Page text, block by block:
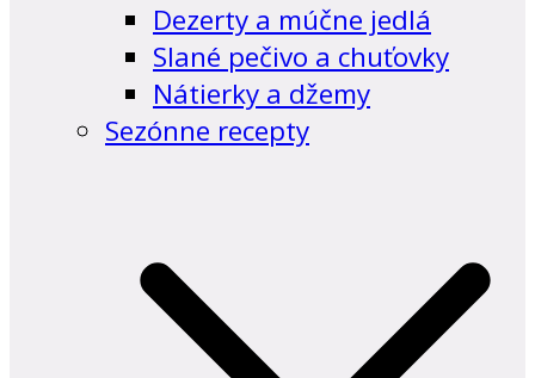
Dezerty a múčne jedlá
Slané pečivo a chuťovky
Nátierky a džemy
Sezónne recepty